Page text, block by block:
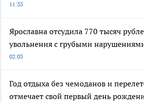
11:33
Ярославна отсудила 770 тысяч
увольнения с грубыми
02:03
Год отдыха без чемоданов и
отмечает свой первый день